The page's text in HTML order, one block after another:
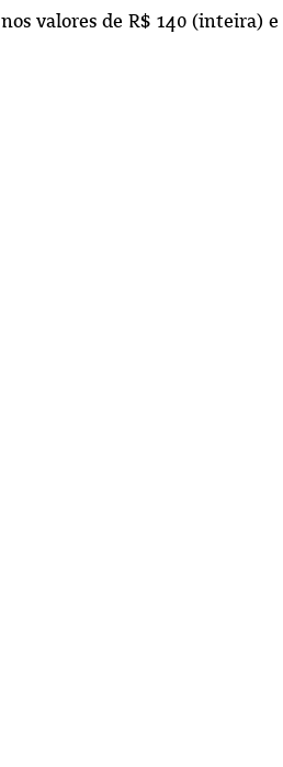
nos valores de R$ 140 (inteira) e